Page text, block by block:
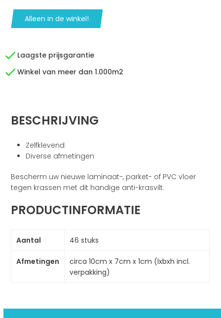
Alleen in de winkel!
Laagste prijsgarantie
Winkel van meer dan 1.000m2
BESCHRIJVING
Zelfklevend
Diverse afmetingen
Bescherm uw nieuwe laminaat-, parket- of PVC vloer
tegen krassen met dit handige anti-krasvilt.
PRODUCTINFORMATIE
Aantal 46 stuks
Afmetingen
circa 10cm x 7cm x 1cm (lxbxh incl.
verpakking)